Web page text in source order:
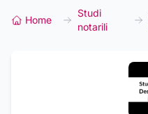
Home
Studi
notarili